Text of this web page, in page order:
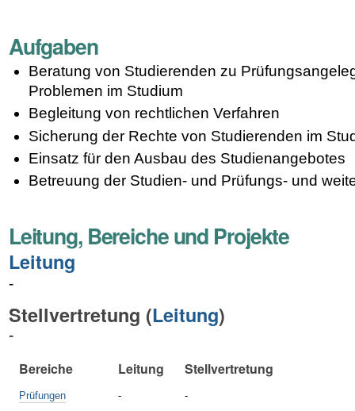
Aufgaben
Beratung von Studierenden zu
Problemen im Studium
Begleitung von rechtlichen Verfahren
Sicherung der Rechte von Studierenden im
Einsatz für den Ausbau des Studienangebotes
Betreuung der Studien- und Prüfungs- und
Leitung, Bereiche und Projekte
Leitung
-
Stellvertretung (Leitung)
-
Bereiche Leitung Stellvertretung
Prüfungen - -